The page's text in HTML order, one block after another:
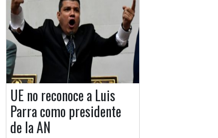
UE no reconoce a Luis
Parra como presidente
de la AN